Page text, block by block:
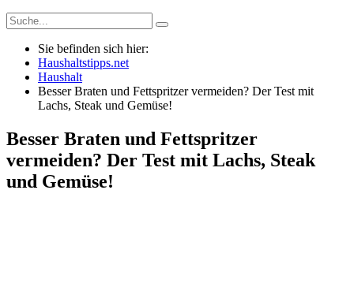
Sie befinden sich hier:
Haushaltstipps.net
Haushalt
Besser Braten und Fettspritzer vermeiden? Der Test mit
Lachs, Steak und Gemüse!
Besser Braten und Fettspritzer
vermeiden? Der Test mit Lachs, Steak
und Gemüse!